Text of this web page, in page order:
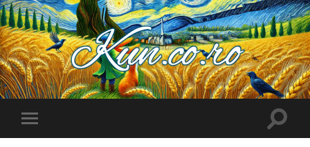
Kuncoro++
Toggle
mobile
Toggle